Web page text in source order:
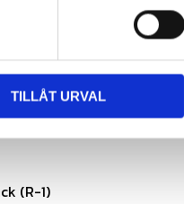
TILLÅT URVAL
kultivering)
överensstämmer
(R-1)